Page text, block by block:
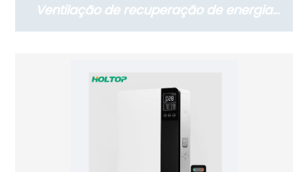
Ventilação de recuperação de energia
(Ductless ERV 300~600 m3/h)